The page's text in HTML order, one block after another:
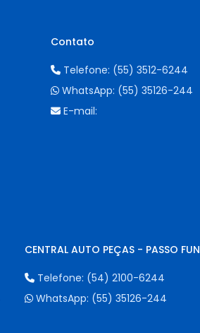
Contato
Telefone: (55) 3512-6244
WhatsApp: (55) 35126-244
E-mail:
CENTRAL AUTO PEÇAS - PASSO
Telefone: (54) 2100-6244
WhatsApp: (55) 35126-244